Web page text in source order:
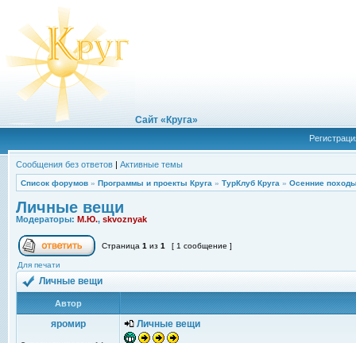
Сайт «Круга»
Сообщения без ответов | Активные темы
Список форумов » Программы и проекты Круга » ТурКлуб Круга » Осенние
Личные вещи
Модераторы: М.Ю., skvoznyak
Страница 1 из 1 [ 1 сообщение ]
Для печати
Личные вещи
Автор
яромир Личные вещи